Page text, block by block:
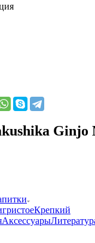
Ginjo
Крепкий
Аксессуары